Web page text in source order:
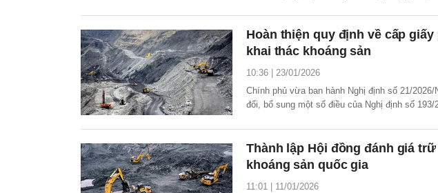
Hoàn thiện quy định về cấp giấy
khai thác khoáng sản
10:36 | 23/01/2026
Chính phủ vừa ban hành Nghị định số 21/
đổi, bổ sung một số điều của Nghị định số 193/
định tập trung hoàn thiện các quy định liên
kiện, hồ sơ, thẩm quyền cấp giấy phép khai
sản.
Thành lập Hội đồng đánh giá
khoáng sản quốc gia
11:01 | 11/01/2026